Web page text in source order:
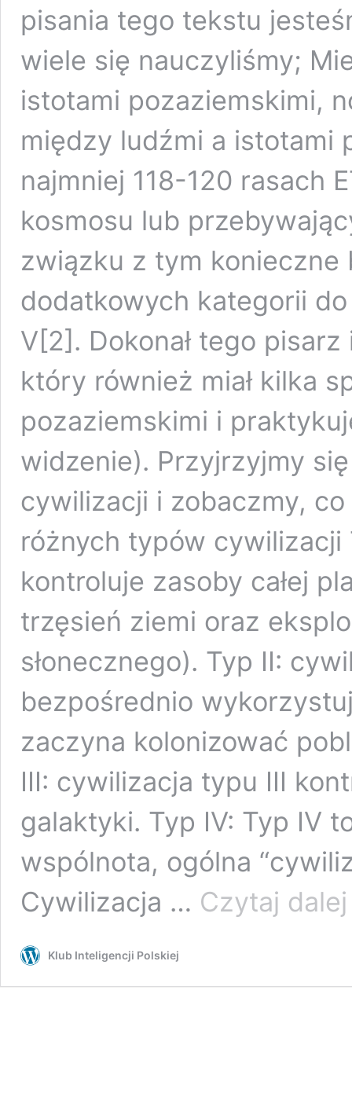
pisania tego tekstu
wiele się nauczyliśmy;
istotami pozaziemskimi,
między ludźmi a istotami
najmniej 118-120 rasach
kosmosu lub
związku z tym konieczne
dodatkowych kategorii
V[2]. Dokonał tego
który również miał kilka
pozaziemskimi i
widzenie). Przyjrzyjmy
cywilizacji i zobaczmy,
różnych typów
kontroluje zasoby całej
trzęsień ziemi oraz
słonecznego). Typ II:
bezpośrednio
zaczyna kolonizować
III: cywilizacja typu III
galaktyki. Typ IV: Typ IV
wspólnota, ogólna
Cywilizacja … Czytaj dalej
Klub Inteligencji Polskiej